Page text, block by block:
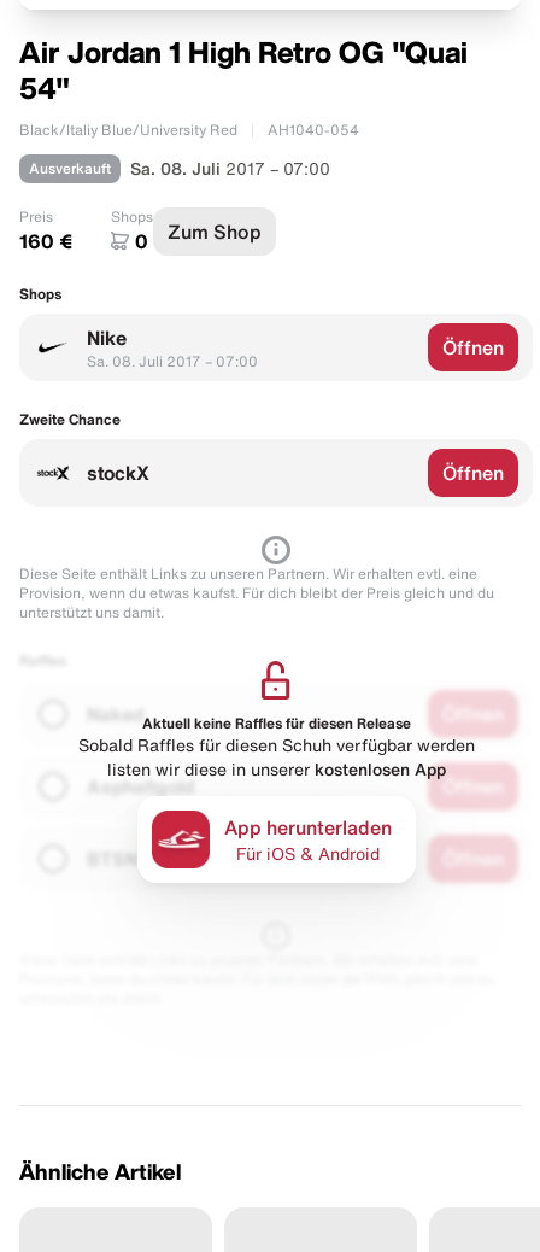
Air Jordan 1 High Retro OG "Quai
54"
Black/Italiy Blue/University Red AH1040-054
Ausverkauft Sa. 08. Juli 2017 – 07:00
Preis
160 €
Shops
0 Zum Shop
Shops
Nike
Sa. 08. Juli 2017 – 07:00
Öffnen
Zweite Chance
stockX Öffnen
Diese Seite enthält Links zu unseren Partnern. Wir erhalten evtl. eine
Provision, wenn du etwas kaufst. Für dich bleibt der Preis gleich und du
unterstützt uns damit.
Naked
Asphaltgold
Aktuell keine Raffles für diesen Release
Sobald Raffles für diesen Schuh verfügbar werden
listen wir diese in unserer kostenlosen App
App herunterladen
Für iOS & Android
Ähnliche Artikel